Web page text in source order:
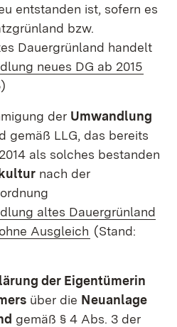
entstanden ist, sofern es
bzw.
Dauergrünland handelt
neues DG ab 2015
der Umwandlung
gemäß LLG, das bereits
als solches bestanden
nach der
altes Dauergrünland
Ausgleich (Öffnet in
(Stand:
der Eigentümerin
über die Neuanlage
gemäß § 4 Abs. 3 der